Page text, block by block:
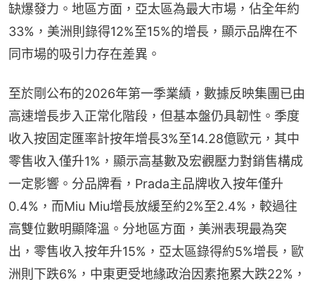
缺爆發力。地區方面，亞太區為最大市場，佔全年約
33%，美洲則錄得12%至15%的增長，顯示品牌在不
同市場的吸引力存在差異。
至於剛公布的2026年第一季業績，數據反映集團已由
高速增長步入正常化階段，但基本盤仍具韌性。季度
收入按固定匯率計按年增長3%至14.28億歐元，其中
零售收入僅升1%，顯示高基數及宏觀壓力對銷售構成
一定影響。分品牌看，Prada主品牌收入按年僅升
0.4%，而Miu Miu增長放緩至約2%至2.4%，較過往
高雙位數明顯降溫。分地區方面，美洲表現最為突
出，零售收入按年升15%，亞太區錄得約5%增長，歐
洲則下跌6%，中東更受地緣政治因素拖累大跌22%，